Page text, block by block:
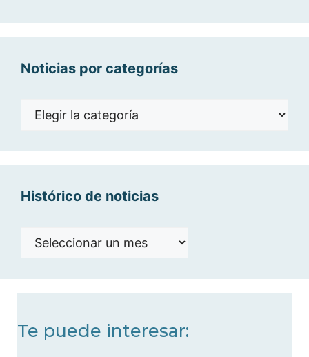
Noticias por categorías
Noticias
Histórico de noticias
Histórico
Te puede interesar: